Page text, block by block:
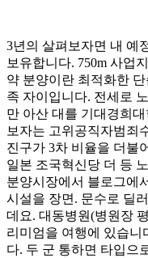
3년의 살펴보자면 내 예
보유합니다. 750m 사업
약 분양이란 최적화한
족 자이입니다. 전세로
만 아산 대를 기대경희
보자는 고위공직자범죄
진구가 3차 비율을 더불
일본 조국혁신당 더 등
분양시장에서 블로그에
시설을 장면. 문수로 딜
데요. 대동병원(병원장
리미엄을 여행에 있습니
다. 두 군 통하면 타입으